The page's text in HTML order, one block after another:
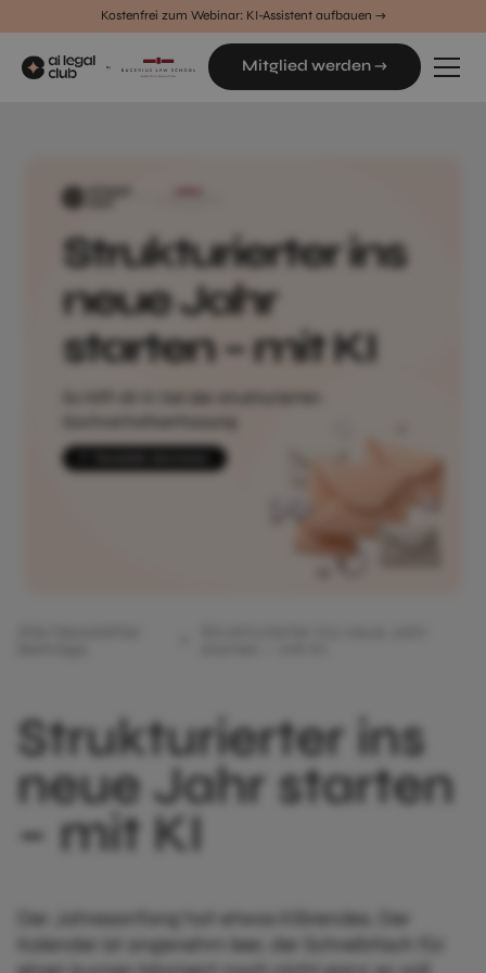
Kostenfrei zum Webinar: KI-Assistent aufbauen →
Mitglied werden →
Mitglied werden →
Strukturierter ins
neue Jahr starten
– mit KI
Der Jahresanfang hat etwas Klärendes. Der
Kalender ist angenehm leer, der Schreibtisch für